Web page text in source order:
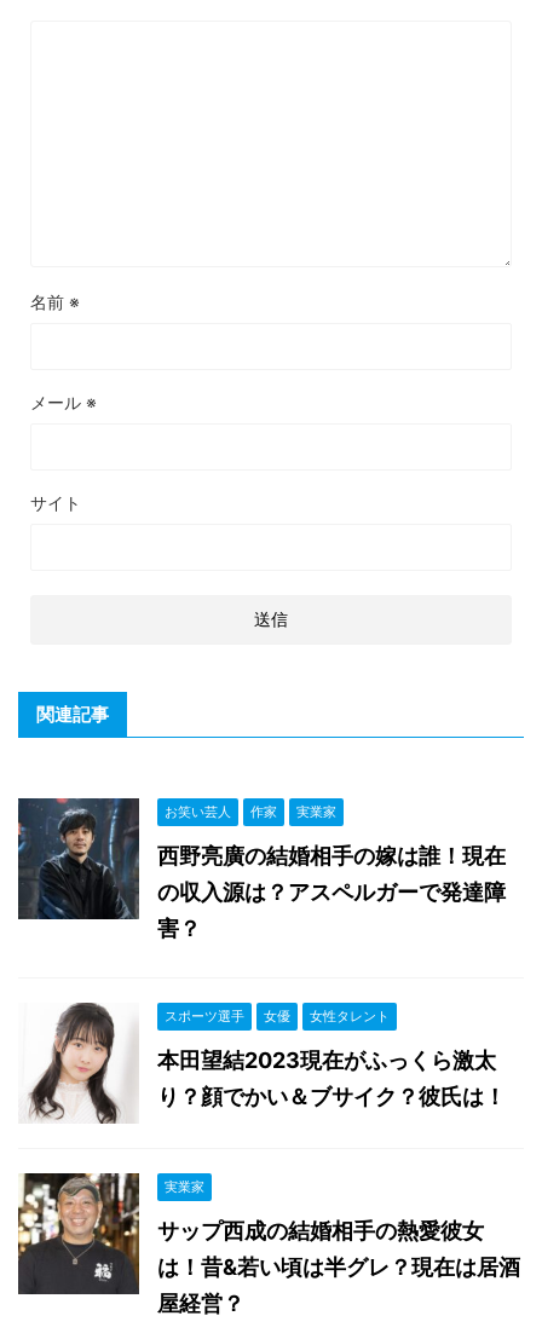
名前 ※
メール ※
サイト
関連記事
お笑い芸人 作家 実業家
西野亮廣の結婚相手の嫁は誰！現在
の収入源は？アスペルガーで発達障
害？
スポーツ選手 女優 女性タレント
本田望結2023現在がふっくら激太
り？顔でかい＆ブサイク？彼氏は！
実業家
サップ西成の結婚相手の熱愛彼女
は！昔&若い頃は半グレ？現在は居酒
屋経営？